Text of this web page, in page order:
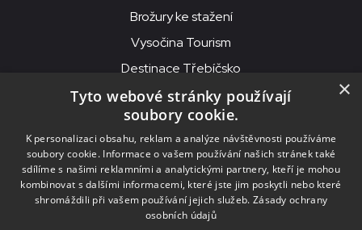
Brožury ke stažení
Vysočina Tourism
Destinace Třebíčsko
© 2026MKS Beseda Mor. Budějovice
MKS Beseda, příspěvková organizace, Purcnerova 62, 676 02
Moravské Budějovice
IČO: 00091758, DIČ: CZ00091758, ID datové schránky: chjn2kd
×
Tyto webové stránky používají
soubory cookie.
K personalizaci obsahu, reklam a analýze návštěvnosti používáme
soubory cookie. Informace o vašem používání našich stránek také
sdílíme s našimi reklamními a analytickými partnery, kteří je mohou
kombinovat s dalšími informacemi, které jste jim poskytli nebo které
shromáždili při vašem používání jejich služeb. Zásady ochrany
osobních údajů